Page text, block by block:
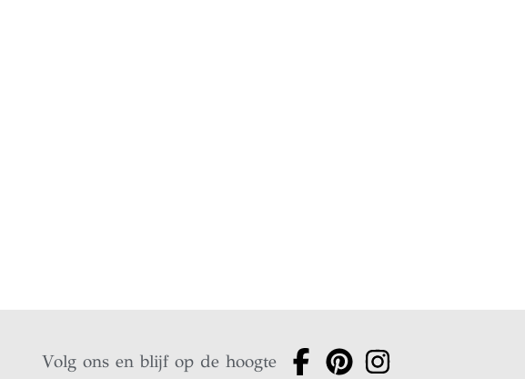
Volg ons en blijf op de hoogte